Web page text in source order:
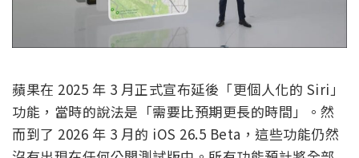
蘋果在 2025 年 3 月正式宣布延後「更個人化的 Siri」
功能，當時的說法是「需要比預期更長的時間」。然
而到了 2026 年 3 月的 iOS 26.5 Beta，這些功能仍然